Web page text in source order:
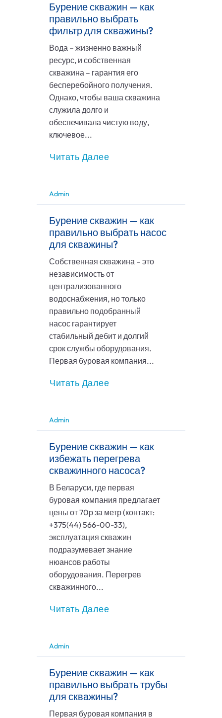
Бурение скважин — как
правильно выбрать
фильтр для скважины?
Вода – жизненно важный
ресурс, и собственная
скважина – гарантия его
бесперебойного получения.
Однако, чтобы ваша скважина
служила долго и
обеспечивала чистую воду,
ключевое...
Читать Далее
Admin
Бурение скважин — как
правильно выбрать насос
для скважины?
Собственная скважина – это
независимость от
централизованного
водоснабжения, но только
правильно подобранный
насос гарантирует
стабильный дебит и долгий
срок службы оборудования.
Первая буровая компания...
Читать Далее
Admin
Бурение скважин — как
избежать перегрева
скважинного насоса?
В Беларуси, где первая
буровая компания предлагает
цены от 70р за метр (контакт:
+375(44) 566-00-33),
эксплуатация скважин
подразумевает знание
нюансов работы
оборудования. Перегрев
скважинного...
Читать Далее
Admin
Бурение скважин — как
правильно выбрать трубы
для скважины?
Первая буровая компания в